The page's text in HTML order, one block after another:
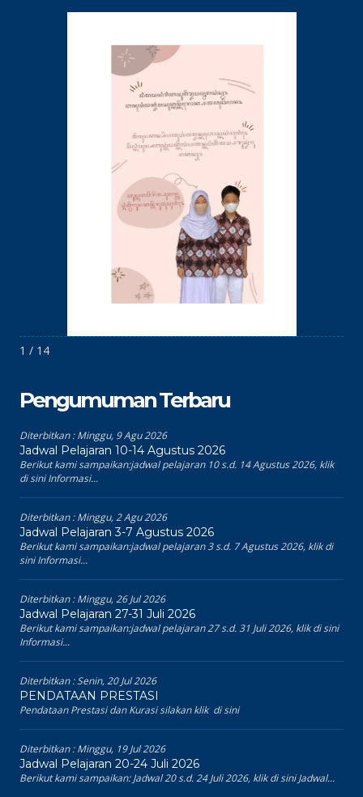
1 / 14
Pengumuman Terbaru
Diterbitkan :Minggu, 9 Agu 2026
Jadwal Pelajaran 10-14 Agustus 2026
Berikut kami sampaikan:jadwal pelajaran 10 s.d. 14 Agustus 2026, klik
di sini Informasi...
Diterbitkan :Minggu, 2 Agu 2026
Jadwal Pelajaran 3-7 Agustus 2026
Berikut kami sampaikan:jadwal pelajaran 3 s.d. 7 Agustus 2026, klik di
sini Informasi...
Diterbitkan :Minggu, 26 Jul 2026
Jadwal Pelajaran 27-31 Juli 2026
Berikut kami sampaikan:jadwal pelajaran 27 s.d. 31 Juli 2026, klik di sini
Informasi...
Diterbitkan :Senin, 20 Jul 2026
PENDATAAN PRESTASI
Pendataan Prestasi dan Kurasi silakan klik di sini
Diterbitkan :Minggu, 19 Jul 2026
Jadwal Pelajaran 20-24 Juli 2026
Berikut kami sampaikan: Jadwal 20 s.d. 24 Juli 2026, klik di sini Jadwal...